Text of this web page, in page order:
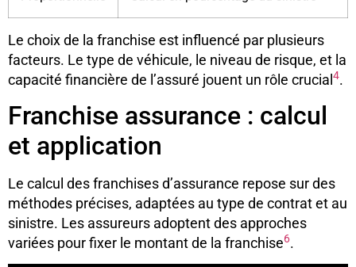
Le choix de la franchise est influencé par plusieurs
facteurs. Le type de véhicule, le niveau de risque, et la
capacité financière de l’assuré jouent un rôle crucial4.
Franchise assurance : calcul
et application
Le calcul des franchises d’assurance repose sur des
méthodes précises, adaptées au type de contrat et au
sinistre. Les assureurs adoptent des approches
variées pour fixer le montant de la franchise6.